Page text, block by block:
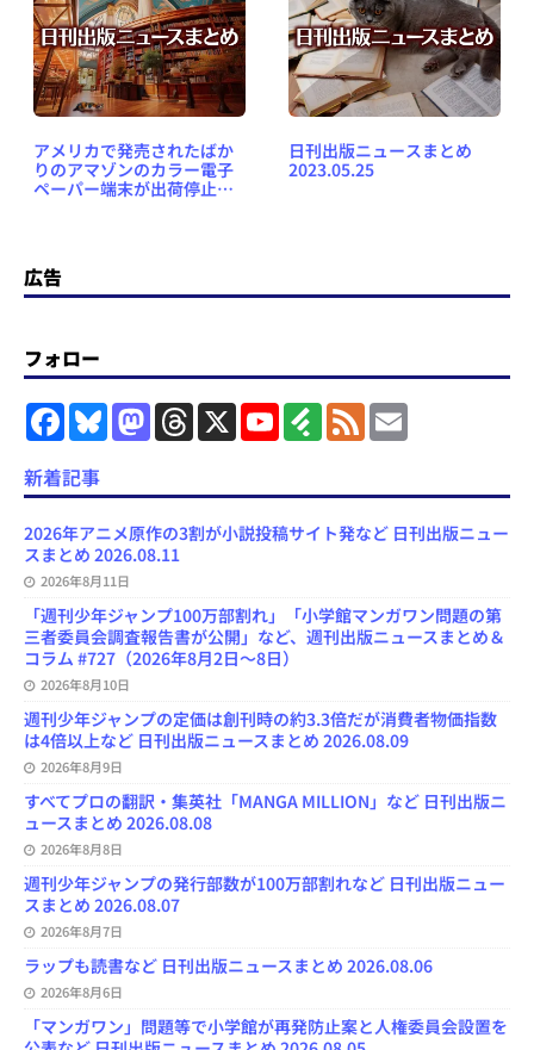
アメリカで発売されたばか
りのアマゾンのカラー電子
ペーパー端末が出荷停止に
日刊出版ニュースまとめ
2023.05.25
広告
フォロー
F
a
e
b
o
k
B
s
y
M
a
o
o
n
T
h
a
s
X
Y
o
u
e
C
e
l
F
e
l
F
e
l
新着記事
2026年アニメ原作の3割が小説投稿サイト発など 日刊出版ニュー
スまとめ 2026.08.11
2026年8月11日
「週刊少年ジャンプ100万部割れ」「小学館マンガワン問題の第
三者委員会調査報告書が公開」など、週刊出版ニュースまとめ＆
コラム #727（2026年8月2日～8日）
2026年8月10日
週刊少年ジャンプの定価は創刊時の約3.3倍だが消費者物価指数
は4倍以上など 日刊出版ニュースまとめ 2026.08.09
2026年8月9日
すべてプロの翻訳・集英社「MANGA MILLION」など 日刊出版ニ
ュースまとめ 2026.08.08
2026年8月8日
週刊少年ジャンプの発行部数が100万部割れなど 日刊出版ニュー
スまとめ 2026.08.07
2026年8月7日
ラップも読書など 日刊出版ニュースまとめ 2026.08.06
2026年8月6日
「マンガワン」問題等で小学館が再発防止案と人権委員会設置を